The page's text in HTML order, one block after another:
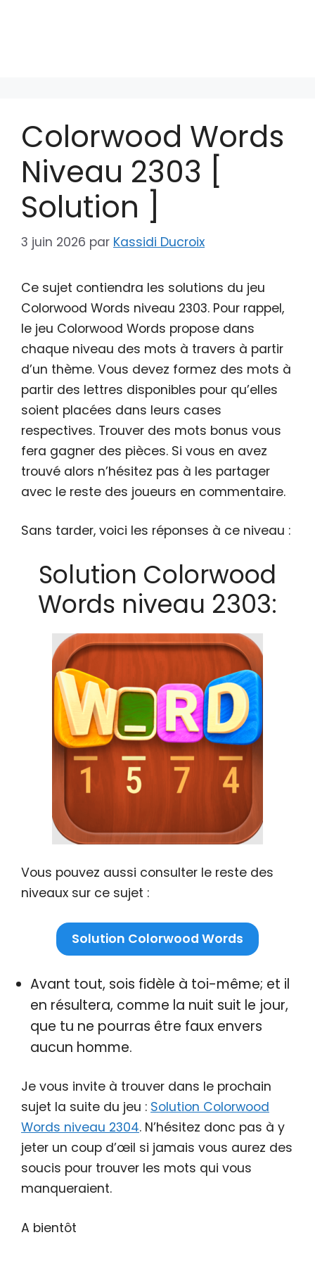
Colorwood Words
Niveau 2303 [
Solution ]
3 juin 2026 par Kassidi Ducroix
Ce sujet contiendra les solutions du jeu
Colorwood Words niveau 2303. Pour rappel,
le jeu Colorwood Words propose dans
chaque niveau des mots à travers à partir
d’un thème. Vous devez formez des mots à
partir des lettres disponibles pour qu’elles
soient placées dans leurs cases
respectives. Trouver des mots bonus vous
fera gagner des pièces. Si vous en avez
trouvé alors n’hésitez pas à les partager
avec le reste des joueurs en commentaire.
Sans tarder, voici les réponses à ce niveau :
Solution Colorwood
Words niveau 2303:
Vous pouvez aussi consulter le reste des
niveaux sur ce sujet :
Solution Colorwood Words
Avant tout, sois fidèle à toi-même; et il
en résultera, comme la nuit suit le jour,
que tu ne pourras être faux envers
aucun homme.
Je vous invite à trouver dans le prochain
sujet la suite du jeu : Solution Colorwood
Words niveau 2304. N’hésitez donc pas à y
jeter un coup d’œil si jamais vous aurez des
soucis pour trouver les mots qui vous
manqueraient.
A bientôt